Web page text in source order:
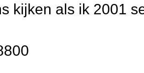
kijken als ik 2001